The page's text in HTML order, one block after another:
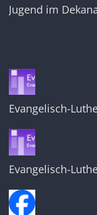
Jugend im
Evangelisch-
Evangelisch-